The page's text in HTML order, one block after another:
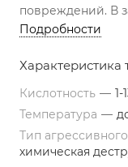
повреждений. В
футеровки могут
Подробности
Характеристика
Кислотность — 1-
Температура —
Тип
химическая